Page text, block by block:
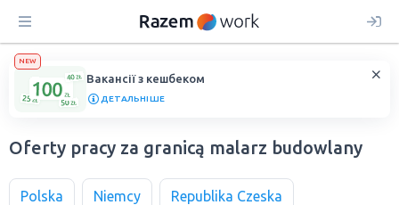
NEW
Вакансії з кешбеком
ДЕТАЛЬНІШЕ
Oferty pracy za granicą malarz budowlany
Polska Niemcy Republika Czeska